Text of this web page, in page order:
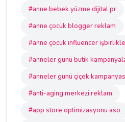
#anne bebek yüzme dijital pr
#anne çocuk blogger reklam
#anne çocuk influencer
#anneler günü butik
#anneler günü çiçek
#anti-aging merkezi reklam
#app store optimizasyonu aso